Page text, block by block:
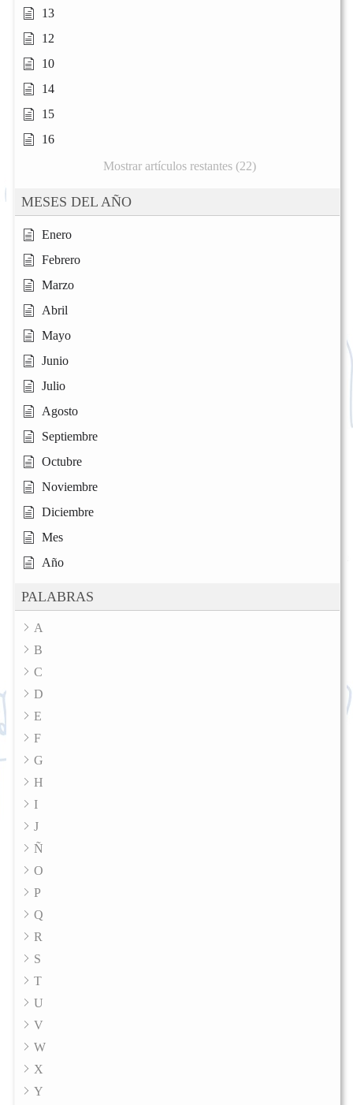
13
12
10
14
15
16
Mostrar artículos restantes (22)
MESES DEL AÑO
Enero
Febrero
Marzo
Abril
Mayo
Junio
Julio
Agosto
Septiembre
Octubre
Noviembre
Diciembre
Mes
Año
PALABRAS
A
B
C
D
E
F
G
H
I
J
Ñ
O
P
Q
R
S
T
U
V
W
X
Y